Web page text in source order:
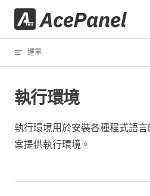
跳轉到內容
選單
執行環境
執行環境用於安裝各種程式語
案提供執行環境。